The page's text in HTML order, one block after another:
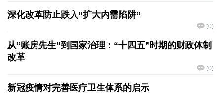
深化改革防止跌入“扩大内需陷阱”
(0)
从“账房先生”到国家治理：“十四五”时期的财政体制
改革
(0)
新冠疫情对完善医疗卫生体系的启示